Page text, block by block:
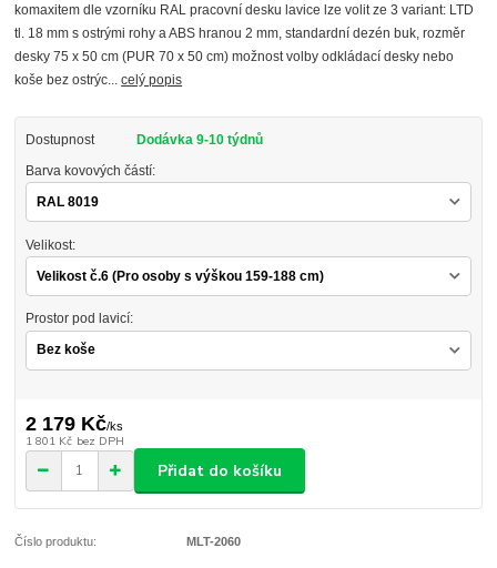
komaxitem dle vzorníku RAL pracovní desku lavice lze volit ze 3 variant: LTD
tl. 18 mm s ostrými rohy a ABS hranou 2 mm, standardní dezén buk, rozměr
desky 75 x 50 cm (PUR 70 x 50 cm) možnost volby odkládací desky nebo
koše bez ostrýc...celý popis
Dostupnost Dodávka 9-10 týdnů
Barva kovových částí:
Velikost:
Prostor pod lavicí:
2 179 Kč/ks
1 801 Kč bez DPH
Přidat do košíku
Číslo produktu: MLT-2060